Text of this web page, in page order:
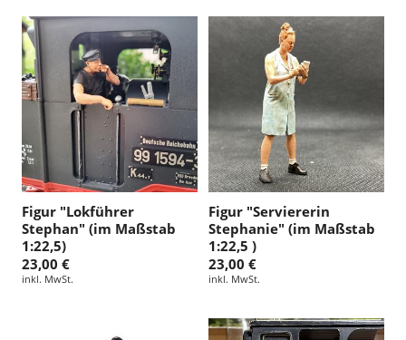
g
:
Figur "Lokführer
Stephan" (im Maßstab
1:22,5)
23,00 €
inkl. MwSt.
Figur "Serviererin
Stephanie" (im Maßstab
1:22,5 )
23,00 €
inkl. MwSt.